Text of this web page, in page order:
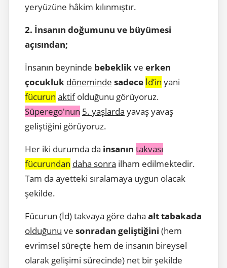
yeryüzüne hâkim kılınmıştır.
2. İnsanın doğumunu ve büyümesi
açısından;
İnsanın beyninde bebeklikve erken
çocukluk döneminde sadece İd’in yani
fücurun aktifolduğunu görüyoruz.
Süperego'nun 5. yaşlarda yavaş yavaş
geliştiğini görüyoruz.
Her iki durumda da insanın takvası
fücurundan daha sonra ilham edilmektedir.
Tam da ayetteki sıralamaya uygun olacak
şekilde.
Fücurun (İd) takvaya göre daha alt tabakada
olduğunu ve sonradan geliştiğini (hem
evrimsel süreçte hem de insanın bireysel
olarak gelişimi sürecinde) net bir şekilde